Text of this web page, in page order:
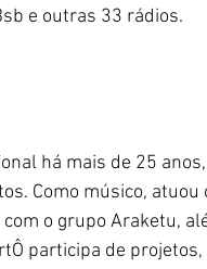
e outras 33 rádios.
há mais de 25
Como músico,
o grupo Araketu,
participa de